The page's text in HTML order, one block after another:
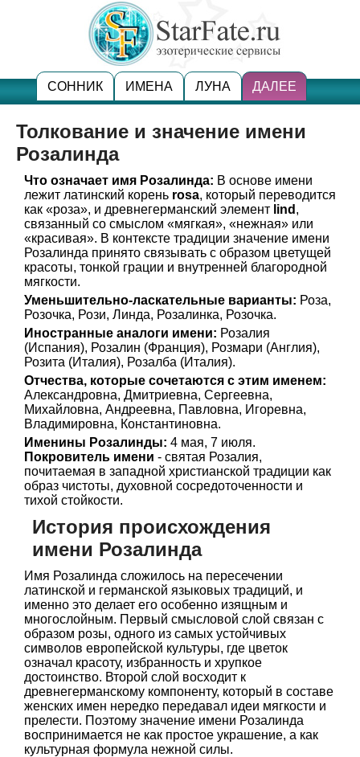
СОННИК ИМЕНА ЛУНА ДАЛЕЕ
Толкование и значение имени
Розалинда
Что означает имя Розалинда: В основе имени
лежит латинский корень rosa, который переводится
как «роза», и древнегерманский элемент lind ,
связанный со смыслом «мягкая», «нежная» или
«красивая». В контексте традиции значение имени
Розалинда принято связывать с образом цветущей
красоты, тонкой грации и внутренней благородной
мягкости.
Уменьшительно-ласкательные варианты: Роза,
Розочка, Рози, Линда, Розалинка, Розочка.
Иностранные аналоги имени: Розалия
(Испания), Розалин (Франция), Розмари (Англия),
Розита (Италия), Розалба (Италия).
Отчества, которые сочетаются с этим именем:
Александровна, Дмитриевна, Сергеевна,
Михайловна, Андреевна, Павловна, Игоревна,
Владимировна, Константиновна.
Именины Розалинды: 4 мая, 7 июля.
Покровитель имени - святая Розалия,
почитаемая в западной христианской традиции как
образ чистоты, духовной сосредоточенности и
тихой стойкости.
История происхождения
имени Розалинда
Имя Розалинда сложилось на пересечении
латинской и германской языковых традиций, и
именно это делает его особенно изящным и
многослойным. Первый смысловой слой связан с
образом розы, одного из самых устойчивых
символов европейской культуры, где цветок
означал красоту, избранность и хрупкое
достоинство. Второй слой восходит к
древнегерманскому компоненту, который в составе
женских имен нередко передавал идеи мягкости и
прелести. Поэтому значение имени Розалинда
воспринимается не как простое украшение, а как
культурная формула нежной силы.